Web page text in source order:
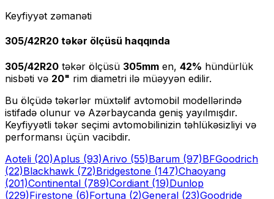
Keyfiyyət zəmanəti
305/42R20 təkər ölçüsü haqqında
305/42R20 təkər ölçüsü 305mm en, 42% hündürlük
nisbəti və 20" rim diametri ilə müəyyən edilir.
Bu ölçüdə təkərlər müxtəlif avtomobil modellərində
istifadə olunur və Azərbaycanda geniş yayılmışdır.
Keyfiyyətli təkər seçimi avtomobilinizin təhlükəsizliyi və
performansı üçün vacibdir.
Aoteli (20)Aplus (93)Arivo (55)Barum (97)BFGoodrich
(22)Blackhawk (72)Bridgestone (147)Chaoyang
(201)Continental (789)Cordiant (19)Dunlop
(229)Firestone (6)Fortuna (2)General (23)Goodride